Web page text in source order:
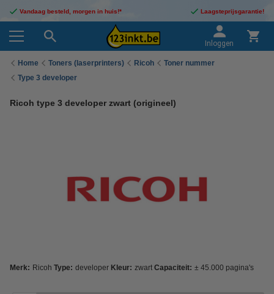
Vandaag besteld, morgen in huis!* Laagsteprijsgarantie!
Inloggen
Home Toners (laserprinters) Ricoh
Toner nummer
Type 3 developer
Ricoh type 3 developer zwart (origineel)
Merk: Ricoh Type: developer Kleur: zwart Capaciteit: ± 45.000 pagina's